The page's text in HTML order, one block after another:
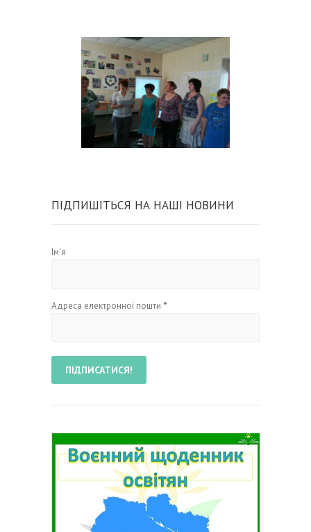
ПІДПИШІТЬСЯ НА НАШІ НОВИНИ
Ім'я
Адреса електронної пошти *